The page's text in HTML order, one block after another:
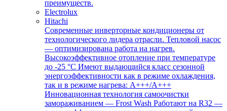
преимуществ.
Electrolux
Hitachi
Современные инверторные кондиционеры от
технологического лидера отрасли. Тепловой насос
— оптимизирована работа на нагрев.
Высокоэффективное отопление при температуре
до -25 °С Имеют выдающийся класс сезонной
энергоэффективности как в режиме охлаждения,
так и в режиме нагрева: А+++/A+++
Инновационная технология самоочистки
замораживанием — Frost Wash Работают на R32 —